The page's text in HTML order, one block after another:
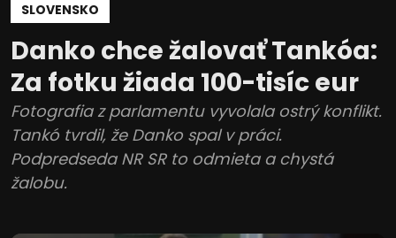
SLOVENSKO
Danko chce žalovať Tankóa:
Za fotku žiada 100-tisíc eur
Fotografia z parlamentu vyvolala ostrý konflikt.
Tankó tvrdil, že Danko spal v práci.
Podpredseda NR SR to odmieta a chystá
žalobu.